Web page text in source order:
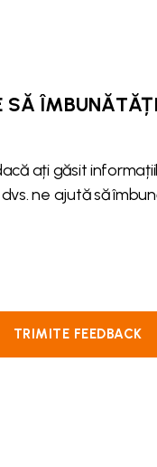
SĂ
ați găsit
ne ajută să
TRIMITE FEEDBACK